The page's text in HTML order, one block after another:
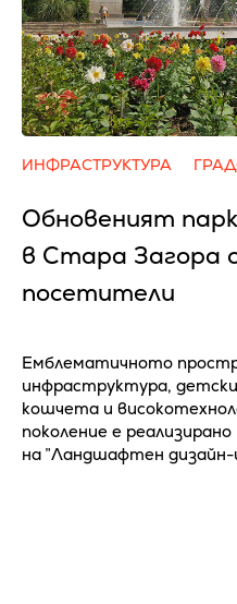
ИНФРАСТРУКТУРА
Обновеният
в Стара Загора
посетители
Емблематичното
инфраструктура,
кошчета и
поколение е
на ”Ландшафтен дизайн-